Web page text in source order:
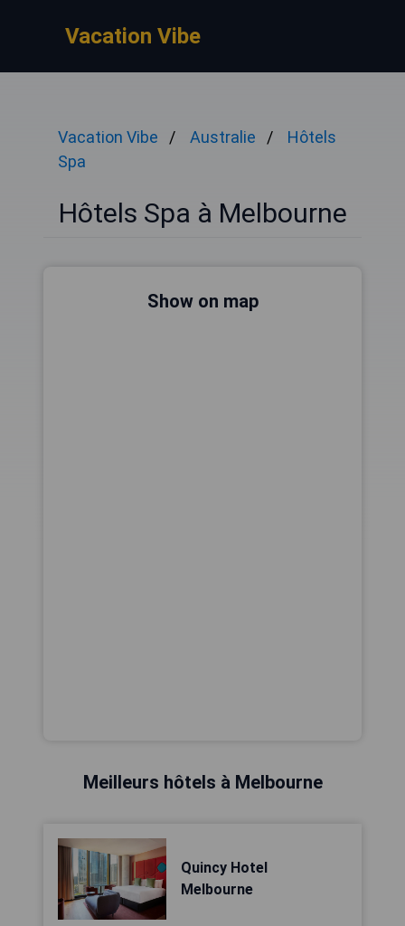
Vacation Vibe
Vacation Vibe Australie
Hôtels
Spa
Hôtels Spa à Melbourne
Show on map
Meilleurs hôtels à Melbourne
Quincy Hotel
Melbourne